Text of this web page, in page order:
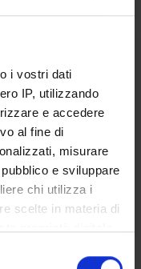
i vostri dati
IP, utilizzando
e accedere
al fine di
misurare
e sviluppare
chi utilizza i
scelte in materia di
1